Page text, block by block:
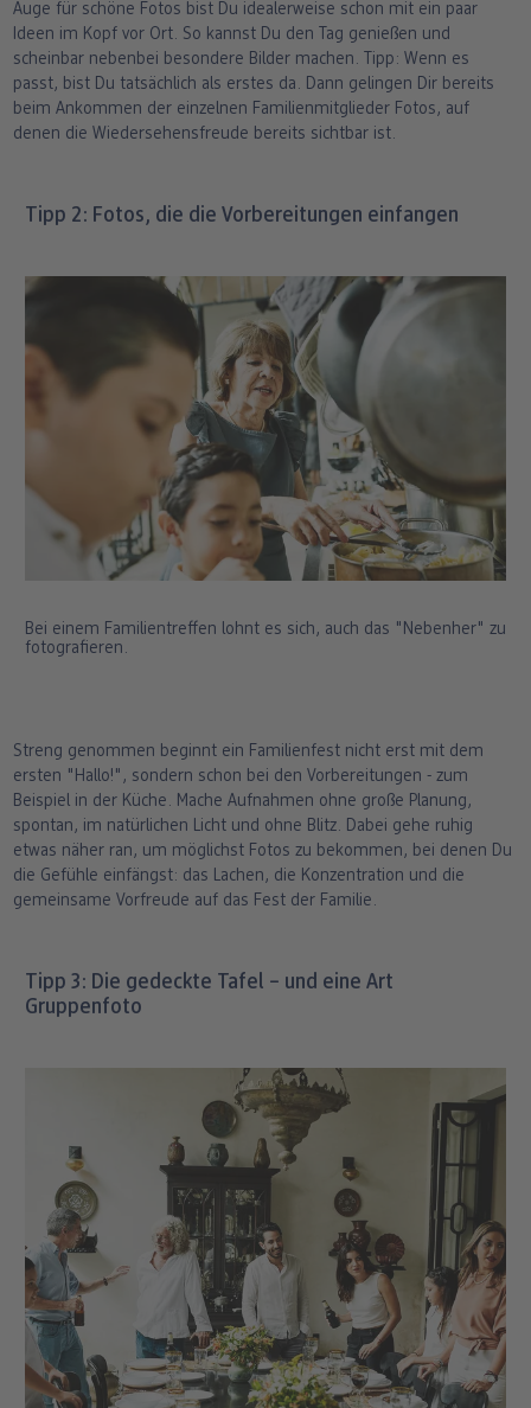
Auge für schöne Fotos bist Du idealerweise schon mit ein paar
Ideen im Kopf vor Ort. So kannst Du den Tag genießen und
scheinbar nebenbei besondere Bilder machen. Tipp: Wenn es
passt, bist Du tatsächlich als erstes da. Dann gelingen Dir bereits
beim Ankommen der einzelnen Familienmitglieder Fotos, auf
denen die Wiedersehensfreude bereits sichtbar ist.
Tipp 2: Fotos, die die Vorbereitungen einfangen
Bei einem Familientreffen lohnt es sich, auch das "Nebenher" zu
fotografieren.
Streng genommen beginnt ein Familienfest nicht erst mit dem
ersten "Hallo!", sondern schon bei den Vorbereitungen - zum
Beispiel in der Küche. Mache Aufnahmen ohne große Planung,
spontan, im natürlichen Licht und ohne Blitz. Dabei gehe ruhig
etwas näher ran, um möglichst Fotos zu bekommen, bei denen Du
die Gefühle einfängst: das Lachen, die Konzentration und die
gemeinsame Vorfreude auf das Fest der Familie.
Tipp 3: Die gedeckte Tafel – und eine Art
Gruppenfoto